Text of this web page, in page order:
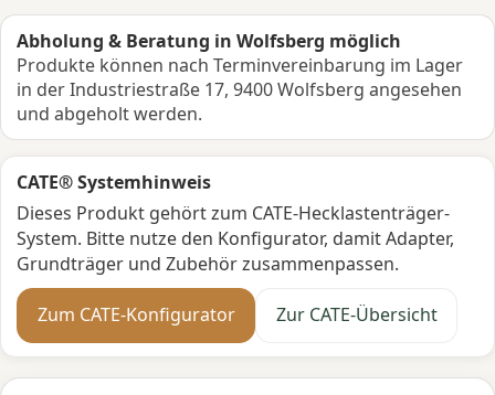
Abholung & Beratung in Wolfsberg möglich
Produkte können nach Terminvereinbarung im Lager
in der Industriestraße 17, 9400 Wolfsberg angesehen
und abgeholt werden.
CATE® Systemhinweis
Dieses Produkt gehört zum CATE-Hecklastenträger-
System. Bitte nutze den Konfigurator, damit Adapter,
Grundträger und Zubehör zusammenpassen.
Zum CATE-Konfigurator Zur CATE-Übersicht